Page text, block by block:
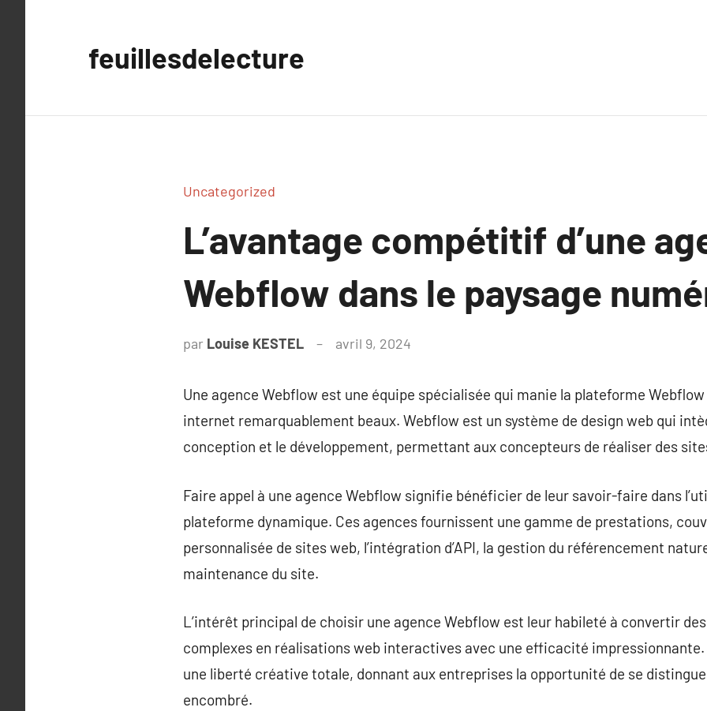
feuillesdelecture
Uncategorized
L’avantage compétitif d’une
Webflow dans le paysage
par Louise KESTEL avril 9, 2024
Une agence Webflow est une équipe spécialisée qui manie la plateforme
internet remarquablement beaux. Webflow est un système de design web qui
conception et le développement, permettant aux concepteurs de réaliser des
Faire appel à une agence Webflow signifie bénéficier de leur savoir-faire dans
plateforme dynamique. Ces agences fournissent une gamme de prestations,
personnalisée de sites web, l’intégration d’API, la gestion du référencement
maintenance du site.
L’intérêt principal de choisir une agence Webflow est leur habileté à convertir
complexes en réalisations web interactives avec une efficacité
une liberté créative totale, donnant aux entreprises la opportunité de se
encombré.